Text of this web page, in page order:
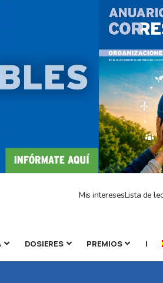
Mis interesesLista de
DOSIERES PREMIOS |